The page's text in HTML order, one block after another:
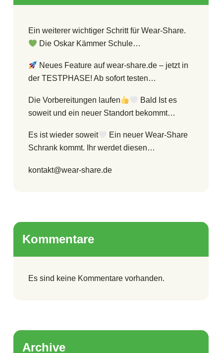
Ein weiterer wichtiger Schritt für Wear-Share.
Die Oskar Kämmer Schule…
Neues Feature auf wear-share.de – jetzt in
der TESTPHASE! Ab sofort testen…
Die Vorbereitungen laufen
Bald Ist es
soweit und ein neuer Standort bekommt…
Es ist wieder soweit
Ein neuer Wear-Share
Schrank kommt. Ihr werdet diesen…
kontakt@wear-share.de
Kommentare
Es sind keine Kommentare vorhanden.
Archive